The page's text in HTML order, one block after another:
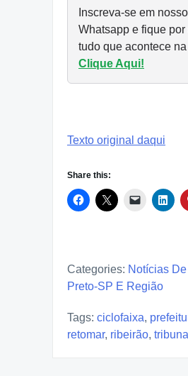
Inscreva-se em
Whatsapp e fique por
tudo que acontece
Clique Aqui!
Texto original daqui
Share this:
Categories: Notícias
Preto-SP E Região
Tags: ciclofaixa,
retomar, ribeirão, tribuna